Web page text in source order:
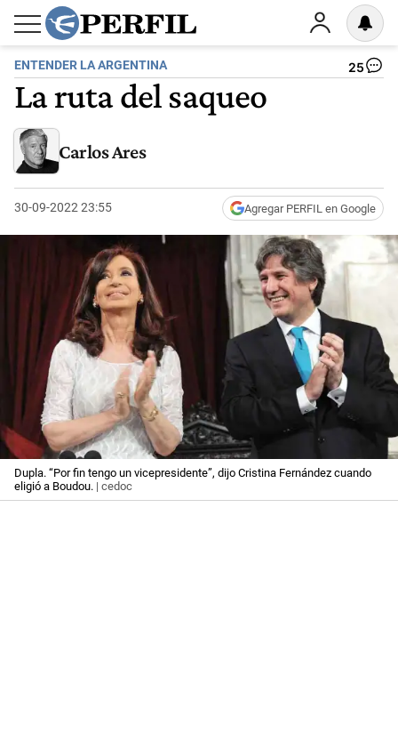
ENTENDER LA ARGENTINA 25
La ruta del saqueo
Carlos Ares
30-09-2022 23:55 Agregar PERFIL en Google
Dupla. “Por fin tengo un vicepresidente”, dijo Cristina Fernández cuando
eligió a Boudou. | cedoc